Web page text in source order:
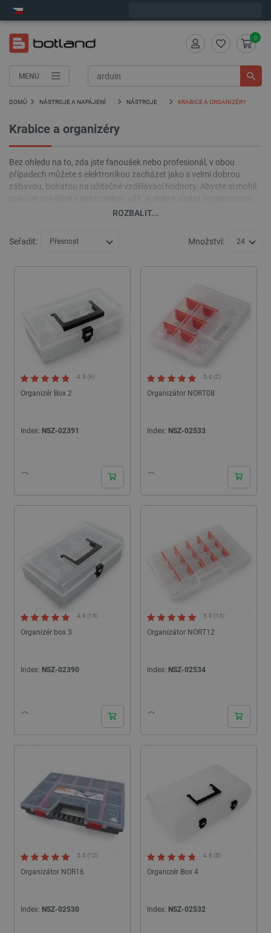
MENU
0
DOMŮ NÁSTROJE A NAPÁJENÍ NÁSTROJE KRABICE A ORGANIZÉRY
Krabice a organizéry
Bez ohledu na to, zda jste fanoušek nebo profesionál, v obou
případech můžete s elektronikou zacházet jako s velmi dobrou
zábavou, bohatou na užitečné vzdělávací hodnoty. Abyste si mohli
Rozmanitost elektronických prvků s sebou nese potřebu je oddělit a
účelu bude perfektní krabička s přihrádkami nebo elektronický
ROZBALIT...
Seřadit: Přesnost Množství: 24
Organizér Box 2
4.9 (9)
Index: NSZ-02391
Organizátor NORT08
5.0 (2)
Index: NSZ-02533
Organizér box 3
4.9 (15)
Index: NSZ-02390
Organizátor NORT12
5.0 (13)
Index: NSZ-02534
Organizátor NOR16
5.0 (12)
Index: NSZ-02530
Organizér Box 4
4.8 (5)
Index: NSZ-02532